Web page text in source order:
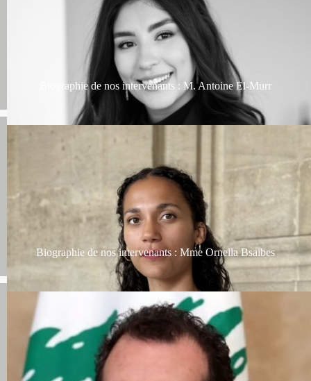
Biographie de nos intervenants : M. Antoine El-Murr
Biographie de nos intervenants : Mme Ornella Bsaibes